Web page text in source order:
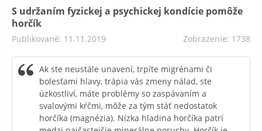
S udržaním fyzickej a psychickej kondície pomôže
horčík
Publikované: 11.11.2019 Zobrazenie: 1738
Ak ste neustále unavení, trpíte migrénami či
bolesťami hlavy, trápia vás zmeny nálad, ste
úzkostliví, máte problémy so zaspávaním a
svalovými kŕčmi, môže za tým stáť nedostatok
horčíka (magnézia). Nízka hladina horčíka patrí